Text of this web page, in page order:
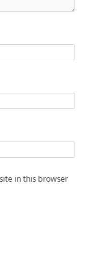
in this browser